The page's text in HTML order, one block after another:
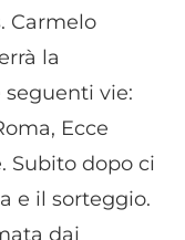
Carmelo
la
seguenti vie:
Ecce
Subito dopo ci
e il sorteggio.
dai